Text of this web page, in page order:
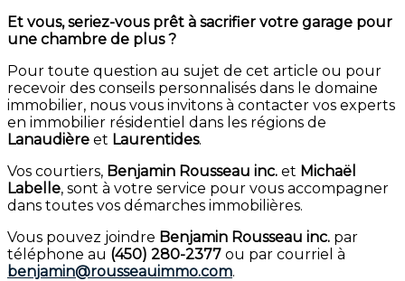
Et vous, seriez-vous prêt à sacrifier votre garage pour
une chambre de plus ?
Pour toute question au sujet de cet article ou pour
recevoir des conseils personnalisés dans le domaine
immobilier, nous vous invitons à contacter vos experts
en immobilier résidentiel dans les régions de
Lanaudière et Laurentides.
Vos courtiers, Benjamin Rousseau inc. et Michaël
Labelle, sont à votre service pour vous accompagner
dans toutes vos démarches immobilières.
Vous pouvez joindre Benjamin Rousseau inc. par
téléphone au (450) 280-2377 ou par courriel à
benjamin@rousseauimmo.com.